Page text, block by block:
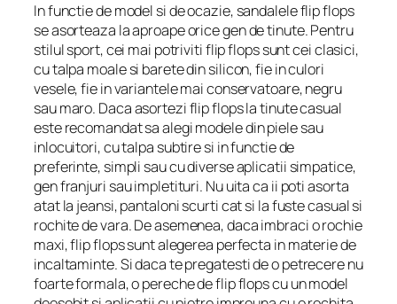
In functie de model si de ocazie, sandalele flip flops
se asorteaza la aproape orice gen de tinute. Pentru
stilul sport, cei mai potriviti flip flops sunt cei clasici,
cu talpa moale si barete din silicon, fie in culori
vesele, fie in variantele mai conservatoare, negru
sau maro. Daca asortezi flip flops la tinute casual
este recomandat sa alegi modele din piele sau
inlocuitori, cu talpa subtire si in functie de
preferinte, simpli sau cu diverse aplicatii simpatice,
gen franjuri sau impletituri. Nu uita ca ii poti asorta
atat la jeansi, pantaloni scurti cat si la fuste casual si
rochite de vara. De asemenea, daca imbraci o rochie
maxi, flip flops sunt alegerea perfecta in materie de
incaltaminte. Si daca te pregatesti de o petrecere nu
foarte formala, o pereche de flip flops cu un model